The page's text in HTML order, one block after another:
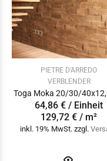
PIETRE D'ARREDO
VERBLENDER
Toga Moka 20/30/
64,86 € / Einheit
129,72 € / m²
inkl. 19% MwSt. zzgl.